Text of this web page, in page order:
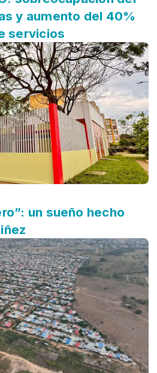
y aumento del 40%
servicios
un sueño hecho